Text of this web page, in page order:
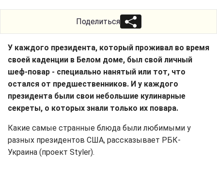
Поделиться
У каждого президента, который проживал во время
своей каденции в Белом доме, был свой личный
шеф-повар - специально нанятый или тот, что
остался от предшественников. И у каждого
президента были свои небольшие кулинарные
секреты, о которых знали только их повара.
Какие самые странные блюда были любимыми у
разных президентов США, рассказывает РБК-
Украина (проект Styler).